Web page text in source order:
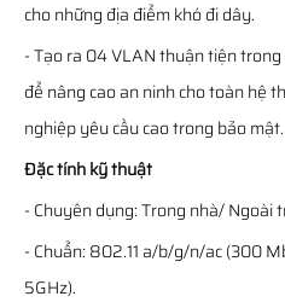
cho những địa điểm khó đi dây.
- Tạo ra 04 VLAN thuận tiện
để nâng cao an ninh cho toàn hệ
nghiệp yêu cầu cao trong bảo mật.
Đặc tính kỹ thuật
- Chuyên dụng: Trong nhà/ Ngoài
- Chuẩn: 802.11 a/b/g/n/ac (300
5GHz).